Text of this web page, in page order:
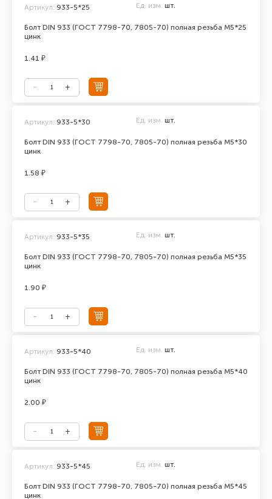
Болт DIN 933 (ГОСТ 7798-70, 7805-70) полная резьба М5*25
цинк
Артикул: 933-5*25 Ед. изм. шт.
1.41 ₽
Болт DIN 933 (ГОСТ 7798-70, 7805-70) полная резьба М5*30
цинк
Артикул: 933-5*30 Ед. изм. шт.
1.58 ₽
Болт DIN 933 (ГОСТ 7798-70, 7805-70) полная резьба М5*35
цинк
Артикул: 933-5*35 Ед. изм. шт.
1.90 ₽
Болт DIN 933 (ГОСТ 7798-70, 7805-70) полная резьба М5*40
цинк
Артикул: 933-5*40 Ед. изм. шт.
2.00 ₽
Болт DIN 933 (ГОСТ 7798-70, 7805-70) полная резьба М5*45
цинк
Артикул: 933-5*45 Ед. изм. шт.